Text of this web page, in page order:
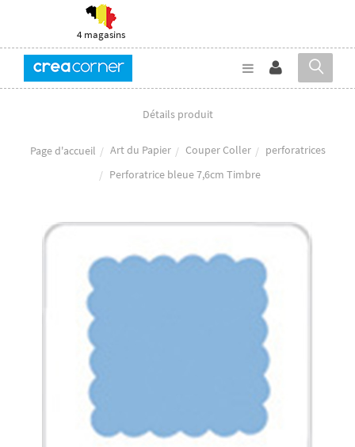
4 magasins
Détails produit
Page d'accueil Art du Papier Couper Coller
perforatrices
Perforatrice bleue 7,6cm Timbre